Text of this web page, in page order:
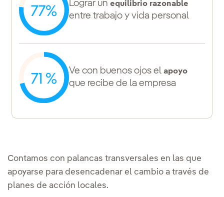
Lograr un equilibrio razonable
entre trabajo y vida personal
Ve con buenos ojos el apoyo
que recibe de la empresa
Contamos con palancas transversales en las que
apoyarse para desencadenar el cambio a través de
planes de acción locales.